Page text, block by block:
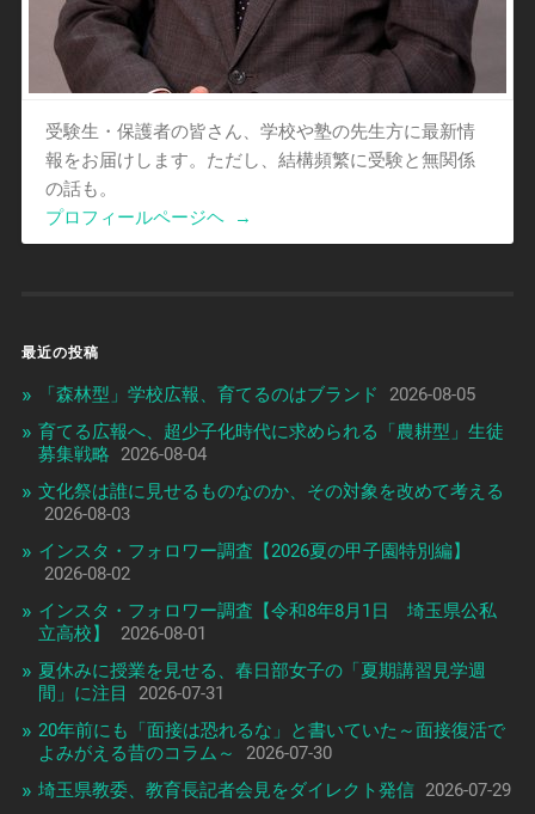
受験生・保護者の皆さん、学校や塾の先生方に最新情
報をお届けします。ただし、結構頻繁に受験と無関係
の話も。
プロフィールページヘ
→
最近の投稿
「森林型」学校広報、育てるのはブランド
2026-08-05
育てる広報へ、超少子化時代に求められる「農耕型」生徒
募集戦略
2026-08-04
文化祭は誰に見せるものなのか、その対象を改めて考える
2026-08-03
インスタ・フォロワー調査【2026夏の甲子園特別編】
2026-08-02
インスタ・フォロワー調査【令和8年8月1日 埼玉県公私
立高校】
2026-08-01
夏休みに授業を見せる、春日部女子の「夏期講習見学週
間」に注目
2026-07-31
20年前にも「面接は恐れるな」と書いていた～面接復活で
よみがえる昔のコラム～
2026-07-30
埼玉県教委、教育長記者会見をダイレクト発信 2026-07-29